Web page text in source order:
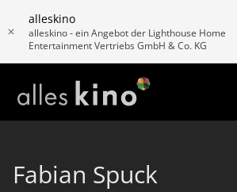
alleskino
alleskino - ein Angebot der Lighthouse Home
Entertainment Vertriebs GmbH & Co. KG
Fabian Spuck